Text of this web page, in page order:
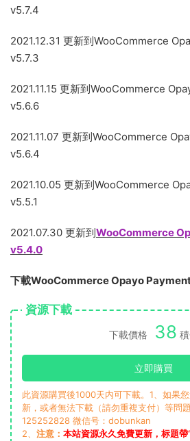
v5.7.4
2021.12.31 更新到WooCommerce
v5.7.3
2021.11.15 更新到WooCommerce
v5.6.6
2021.11.07 更新到WooCommerce
v5.6.4
2021.10.05 更新到WooCommerce
v5.5.1
2021.07.30 更新到WooCommerce
v5.4.0
下載WooCommerce Opayo
資源下載
下載價格 38
立即購買
此資源購買後1000天内可下載。1、如果
新，或者無法下載（請勿重複支付）等問
125252828 微信号：dobunkan
2、 注意： 本站資源永久免費更新，标題